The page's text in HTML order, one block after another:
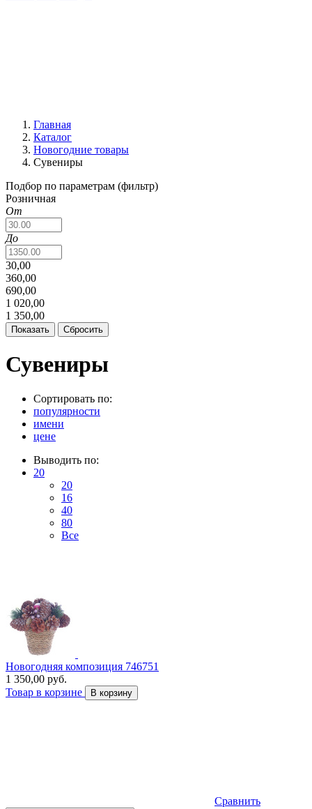
Главная
Каталог
Новогодние товары
Сувениры
Подбор по параметрам (фильтр)
Розничная
От
До
30,00
360,00
690,00
1 020,00
1 350,00
Сувениры
Сортировать по:
популярности
имени
цене
Выводить по:
20
20
16
40
80
Все
Новогодняя композиция 746751
1 350,00 руб.
Товар в корзине
В корзину
Сравнить